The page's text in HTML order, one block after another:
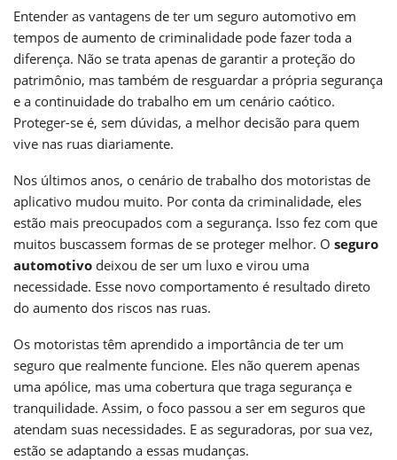
Entender as vantagens de ter um seguro automotivo em
tempos de aumento de criminalidade pode fazer toda a
diferença. Não se trata apenas de garantir a proteção do
patrimônio, mas também de resguardar a própria segurança
e a continuidade do trabalho em um cenário caótico.
Proteger-se é, sem dúvidas, a melhor decisão para quem
vive nas ruas diariamente.
Nos últimos anos, o cenário de trabalho dos motoristas de
aplicativo mudou muito. Por conta da criminalidade, eles
estão mais preocupados com a segurança. Isso fez com que
muitos buscassem formas de se proteger melhor. O seguro
automotivo deixou de ser um luxo e virou uma
necessidade. Esse novo comportamento é resultado direto
do aumento dos riscos nas ruas.
Os motoristas têm aprendido a importância de ter um
seguro que realmente funcione. Eles não querem apenas
uma apólice, mas uma cobertura que traga segurança e
tranquilidade. Assim, o foco passou a ser em seguros que
atendam suas necessidades. E as seguradoras, por sua vez,
estão se adaptando a essas mudanças.